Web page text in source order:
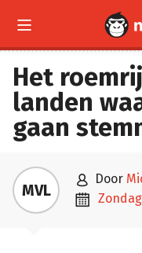

Het
landen
gaan
MVL  door
